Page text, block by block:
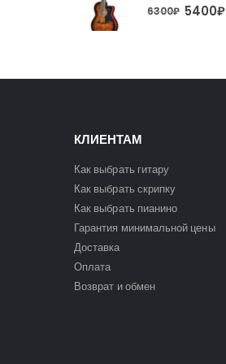
6300₽ 5400₽
КЛИЕНТАМ
Как выбрать гитару
Как выбрать скрипку
Как выбрать пианино
Гарантия минимальной цены
Доставка
Оплата
Возврат и обмен